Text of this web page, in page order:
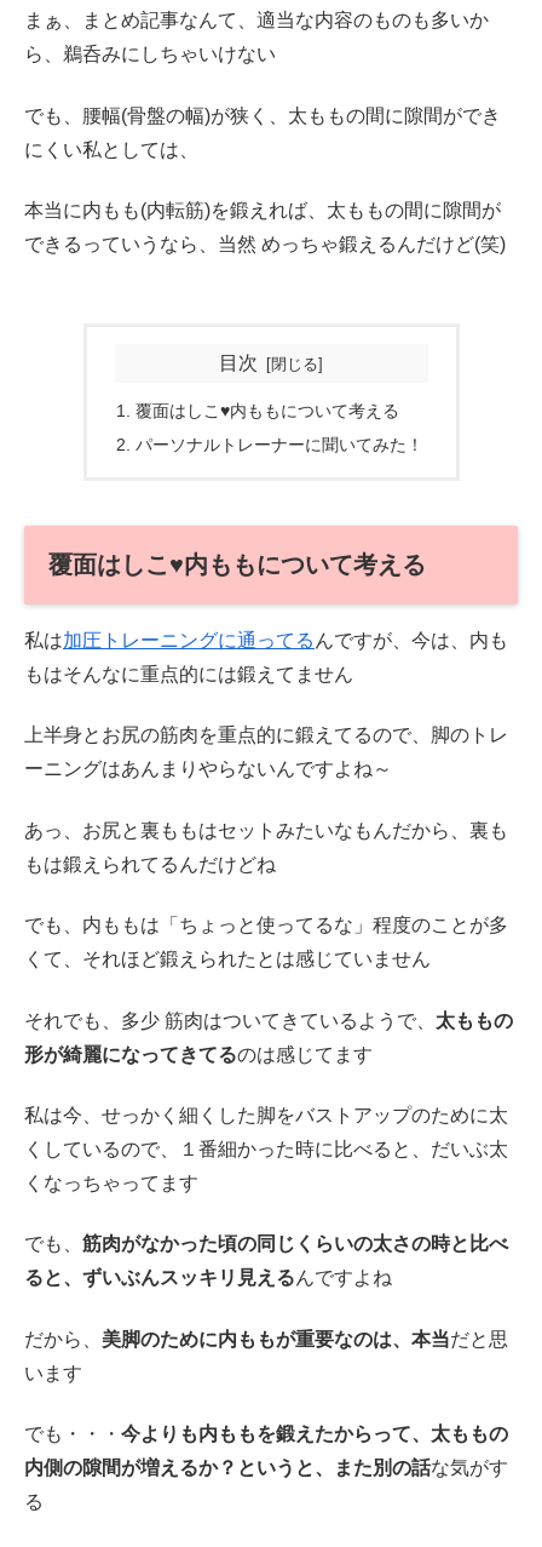
まぁ、まとめ記事なんて、適当な内容のものも多いか
ら、鵜呑みにしちゃいけない
でも、腰幅(骨盤の幅)が狭く、太ももの間に隙間ができ
にくい私としては、
本当に内もも(内転筋)を鍛えれば、太ももの間に隙間が
できるっていうなら、当然 めっちゃ鍛えるんだけど(笑)
目次
覆面はしこ♥内ももについて考える
パーソナルトレーナーに聞いてみた！
覆面はしこ♥内ももについて考える
私は加圧トレーニングに通ってる んですが、今は、内も
もはそんなに重点的には鍛えてません
上半身とお尻の筋肉を重点的に鍛えてるので、脚のトレ
ーニングはあんまりやらないんですよね～
あっ、お尻と裏ももはセットみたいなもんだから、裏も
もは鍛えられてるんだけどね
でも、内ももは「ちょっと使ってるな」程度のことが多
くて、それほど鍛えられたとは感じていません
それでも、多少 筋肉はついてきているようで、 太ももの
形が綺麗になってきてるのは感じてます
私は今、せっかく細くした脚をバストアップのために太
くしているので、１番細かった時に比べると、だいぶ太
くなっちゃってます
でも、 筋肉がなかった頃の同じくらいの太さの時と比べ
ると、ずいぶんスッキリ見えるんですよね
だから、 美脚のために内ももが重要なのは、本当だと思
います
でも・・・ 今よりも内ももを鍛えたからって、太ももの
内側の隙間が増えるか？というと、また別の話な気がす
る